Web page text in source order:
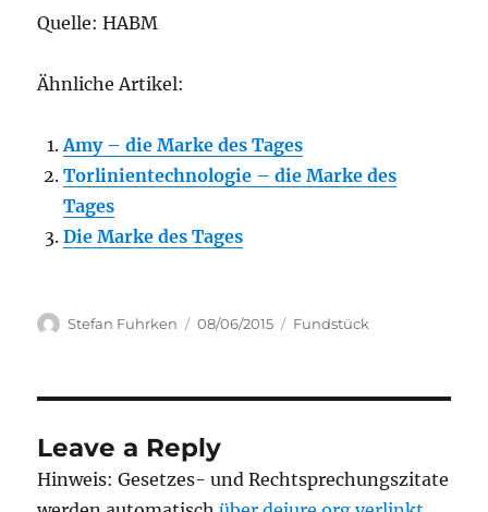
Quelle: HABM
Ähnliche Artikel:
Amy – die Marke des Tages
Torlinientechnologie – die Marke des
Tages
Die Marke des Tages
Author
Stefan Fuhrken
Posted
08/06/2015 Categories
Fundstück
Leave a Reply
Hinweis: Gesetzes- und Rechtsprechungszitate